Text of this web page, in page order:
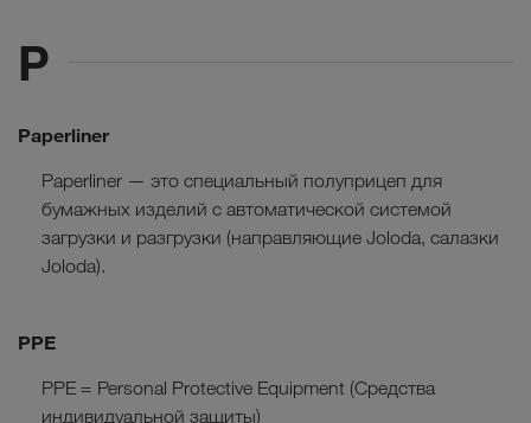
P
Paperliner
Paperliner — это специальный полуприцеп для
бумажных изделий с автоматической системой
загрузки и разгрузки (направляющие Joloda, салазки
Joloda).
PPE
PPE = Personal Protective Equipment (Средства
индивидуальной защиты)